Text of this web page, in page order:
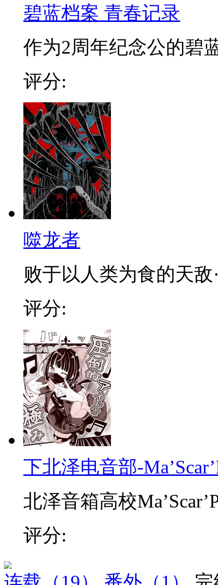
碧蓝档案 青春记录
作为2周年纪念公的碧
评分:
噬龙者
败于以人类为食的天敌
评分:
下北泽电音部-
北泽音箱高校
评分: